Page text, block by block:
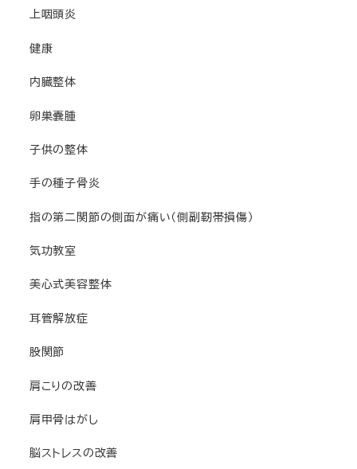
上咽頭炎
健康
内臓整体
卵巣嚢腫
子供の整体
手の種子骨炎
指の第二関節の側面が痛い（側副靭帯損傷）
気功教室
美心式美容整体
耳管解放症
股関節
肩こりの改善
肩甲骨はがし
脳ストレスの改善